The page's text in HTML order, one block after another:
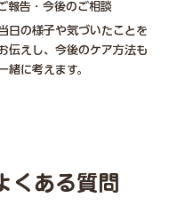
報告・今後のご相談
日の様子や気づいたことを
伝えし、今後のケア方法も
緒に考えます。
くある質問